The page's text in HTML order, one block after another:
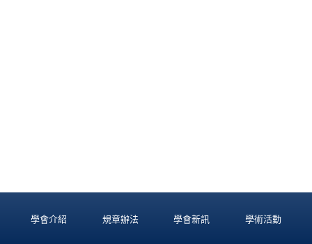
學會介紹 規章辦法 學會新訊 學術活動